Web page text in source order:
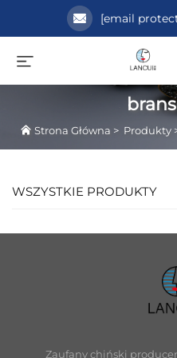
[email
Strona Główna > Produkty
WSZYSTKIE PRODUKTY
Zaufany chiński